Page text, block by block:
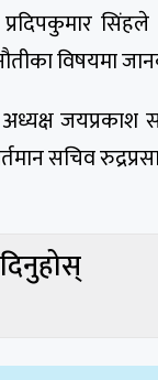
विषयमा
जयप्रकाश
सचिव